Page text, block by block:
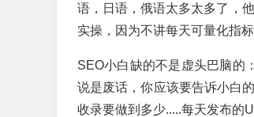
语，日语，俄语太多太多了，
实操，因为不讲每天可量化指
SEO小白缺的不是虚头巴脑的
说是废话，你应该要告诉小白
收录要做到多少.....每天发布的